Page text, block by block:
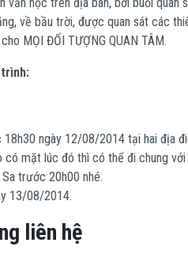
văn học trên địa bàn, bởi buổi
về bầu trời, được quan sát các
MỌI ĐỐI TƯỢNG QUAN TÂM.
ngày 12/08/2014 tại hai địa
mặt lúc đó thì có thể đi chung với
trước 20h00 nhé.
13/08/2014.
liên hệ